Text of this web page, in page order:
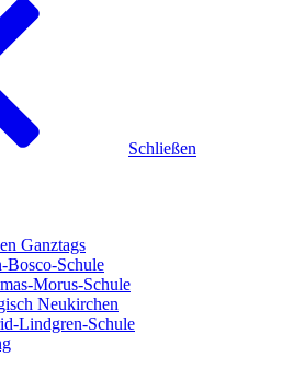
Schließen
Ganztags
Bosco-Schule
Morus-Schule
Neukirchen
Lindgren-Schule